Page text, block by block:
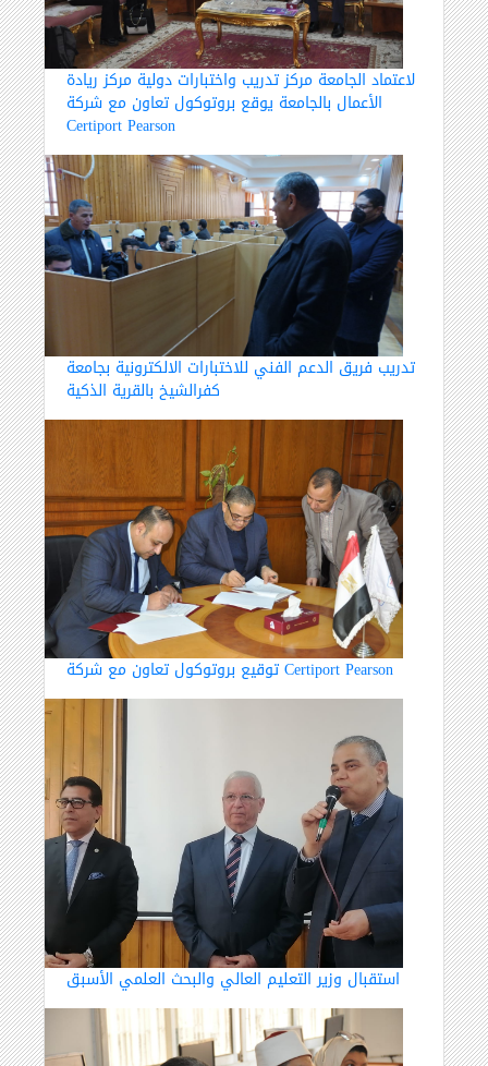
لاعتماد الجامعة مركز تدريب واختبارات دولية مركز ريادة
الأعمال بالجامعة يوقع بروتوكول تعاون مع شركة
Certiport Pearson
تدريب فريق الدعم الفني للاختبارات الالكترونية بجامعة
كفرالشيخ بالقرية الذكية
توقيع بروتوكول تعاون مع شركة Certiport Pearson
استقبال وزير التعليم العالي والبحث العلمي الأسبق